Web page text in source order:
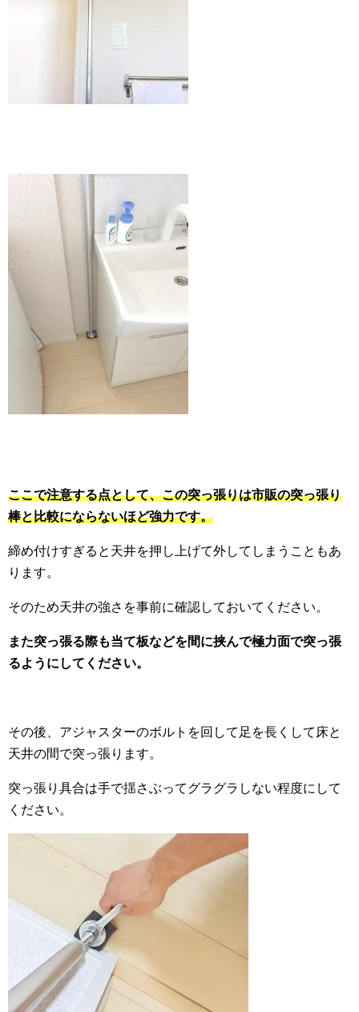
ここで注意する点として、この突っ張りは市販の突っ張り
棒と比較にならないほど強力です。
締め付けすぎると天井を押し上げて外してしまうこともあ
ります。
そのため天井の強さを事前に確認しておいてください。
また突っ張る際も当て板などを間に挟んで極力面で突っ張
るようにしてください。
その後、アジャスターのボルトを回して足を長くして床と
天井の間で突っ張ります。
突っ張り具合は手で揺さぶってグラグラしない程度にして
ください。